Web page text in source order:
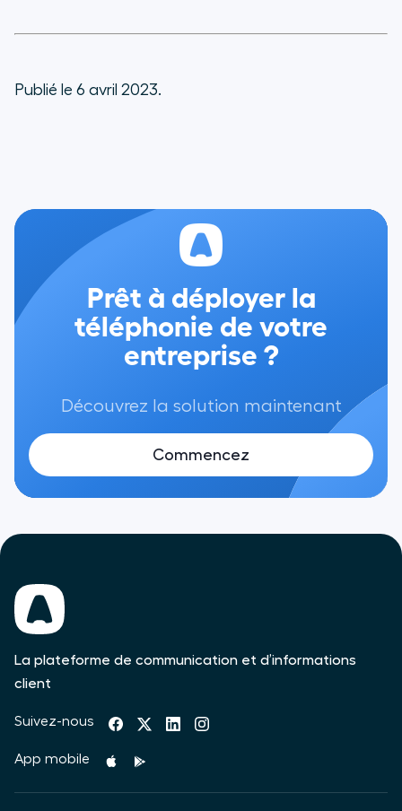
Publié le 6 avril 2023.
Prêt à déployer la
téléphonie de votre
entreprise ?
Découvrez la solution maintenant
Commencez
La plateforme de communication et d’informations
client
Suivez-nous
App mobile